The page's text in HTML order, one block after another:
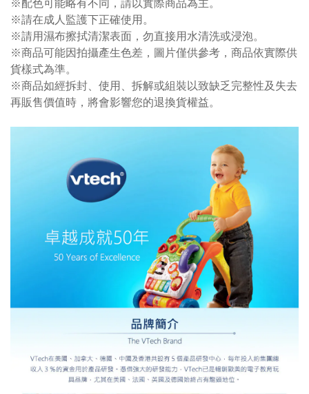
※請在成人監護下正確使用。
※請用濕布擦拭清潔表面，勿直接用水清洗或浸泡。
※商品可能因拍攝產生色差，圖片僅供參考，商品依實際供
貨樣式為準。
※商品如經拆封、使用、拆解或組裝以致缺乏完整性及失去
再販售價值時，將會影響您的退換貨權益。